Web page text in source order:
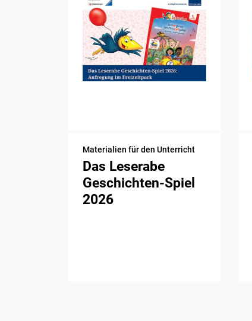
Materialien für den Unterricht
Das Leserabe
Geschichten-Spiel
2026